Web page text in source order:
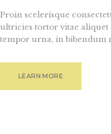
Proin scelerisque
ultricies tortor vitae aliquet
tempor urna, in bibendum
LEARN MORE